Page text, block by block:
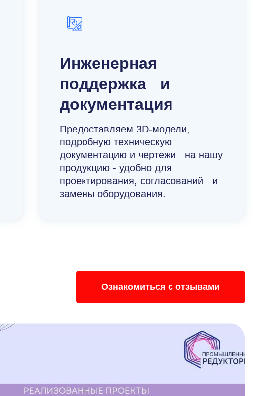
Инженерная
поддержка и
документация
Предоставляем 3D-модели,
подробную техническую
документацию и чертежи на нашу
продукцию - удобно для
проектирования, согласований и
замены оборудования.
Ознакомиться с отзывами